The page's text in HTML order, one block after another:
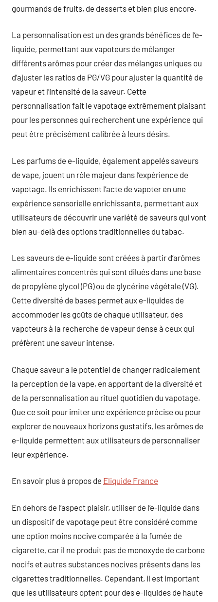
gourmands de fruits, de desserts et bien plus encore.
La personnalisation est un des grands bénéfices de l’e-
liquide, permettant aux vapoteurs de mélanger
différents arômes pour créer des mélanges uniques ou
d’ajuster les ratios de PG/VG pour ajuster la quantité de
vapeur et l’intensité de la saveur. Cette
personnalisation fait le vapotage extrêmement plaisant
pour les personnes qui recherchent une expérience qui
peut être précisément calibrée à leurs désirs.
Les parfums de e-liquide, également appelés saveurs
de vape, jouent un rôle majeur dans l’expérience de
vapotage. Ils enrichissent l’acte de vapoter en une
expérience sensorielle enrichissante, permettant aux
utilisateurs de découvrir une variété de saveurs qui vont
bien au-delà des options traditionnelles du tabac.
Les saveurs de e-liquide sont créées à partir d’arômes
alimentaires concentrés qui sont dilués dans une base
de propylène glycol (PG) ou de glycérine végétale (VG).
Cette diversité de bases permet aux e-liquides de
accommoder les goûts de chaque utilisateur, des
vapoteurs à la recherche de vapeur dense à ceux qui
préfèrent une saveur intense.
Chaque saveur a le potentiel de changer radicalement
la perception de la vape, en apportant de la diversité et
de la personnalisation au rituel quotidien du vapotage.
Que ce soit pour imiter une expérience précise ou pour
explorer de nouveaux horizons gustatifs, les arômes de
e-liquide permettent aux utilisateurs de personnaliser
leur expérience.
En savoir plus à propos de Eliquide France
En dehors de l’aspect plaisir, utiliser de l’e-liquide dans
un dispositif de vapotage peut être considéré comme
une option moins nocive comparée à la fumée de
cigarette, car il ne produit pas de monoxyde de carbone
nocifs et autres substances nocives présents dans les
cigarettes traditionnelles. Cependant, il est important
que les utilisateurs optent pour des e-liquides de haute